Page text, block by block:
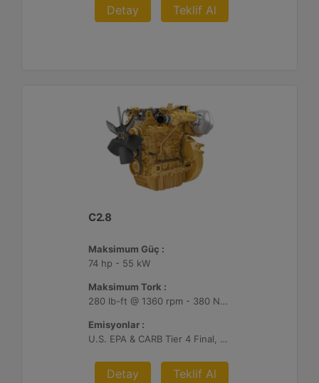
Detay Teklif Al
C2.8
Maksimum Güç :
74 hp - 55 kW
Maksimum Tork :
280 lb-ft @ 1360 rpm - 380 Nm @ 1360 rpm
Emisyonlar :
U.S. EPA & CARB Tier 4 Final, EU Stage V
Detay Teklif Al